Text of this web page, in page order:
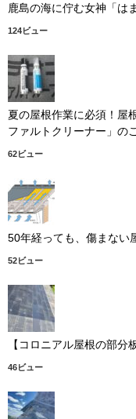
鹿島の海に佇む女神「は
124ビュー
夏の屋根作業に必須！屋
ファルトクリーナー」の
62ビュー
50年経っても、傷まない
52ビュー
【コロニアル屋根の部分
46ビュー